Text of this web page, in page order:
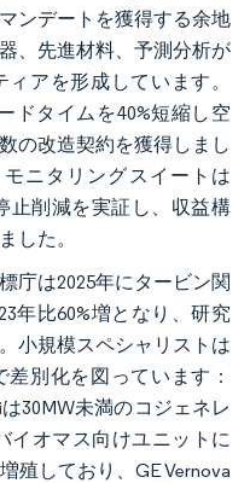
ンデートを獲得する余地
、先進材料、予測分析が
アを形成しています。
ドタイムを40%短縮し空
の改造契約を獲得しまし
モニタリングスイートは
止削減を実証し、収益構
した。
庁は2025年にタービン関
年比60%増となり、研究
小規模スペシャリストは
別化を図っています：
30MW未満のコジェネレ
イオマス向けユニットに
殖しており、GE Vernova